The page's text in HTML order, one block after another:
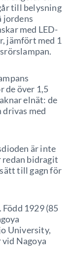
till belysning
jordens
med LED-
jämfört med 1
de över 1,5
elnät: de
drivas med
är inte
redan bidragit
till gagn för
Född 1929 (85
University,
Nagoya